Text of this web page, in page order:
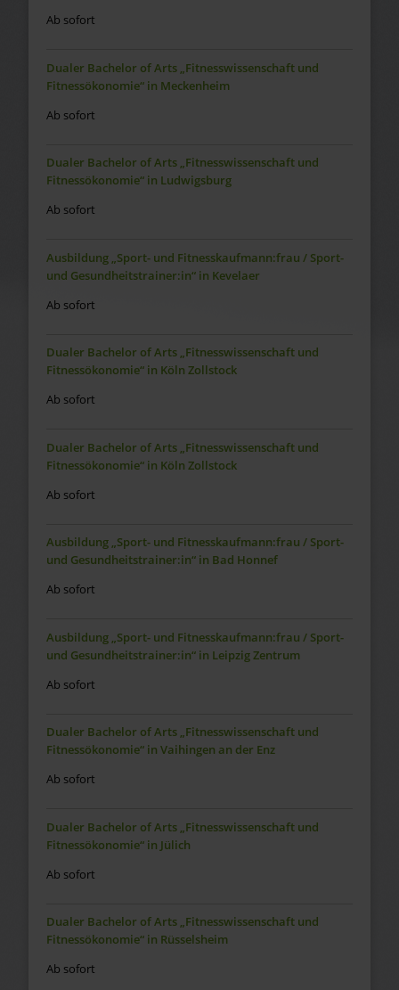
Ab sofort
Dualer Bachelor of Arts „Fitnesswissenschaft und
Fitnessökonomie“ in Meckenheim
Ab sofort
Dualer Bachelor of Arts „Fitnesswissenschaft und
Fitnessökonomie“ in Ludwigsburg
Ab sofort
Ausbildung „Sport- und Fitnesskaufmann:frau / Sport-
und Gesundheitstrainer:in“ in Kevelaer
Ab sofort
Dualer Bachelor of Arts „Fitnesswissenschaft und
Fitnessökonomie“ in Köln Zollstock
Ab sofort
Dualer Bachelor of Arts „Fitnesswissenschaft und
Fitnessökonomie“ in Köln Zollstock
Ab sofort
Ausbildung „Sport- und Fitnesskaufmann:frau / Sport-
und Gesundheitstrainer:in“ in Bad Honnef
Ab sofort
Ausbildung „Sport- und Fitnesskaufmann:frau / Sport-
und Gesundheitstrainer:in“ in Leipzig Zentrum
Ab sofort
Dualer Bachelor of Arts „Fitnesswissenschaft und
Fitnessökonomie“ in Vaihingen an der Enz
Ab sofort
Dualer Bachelor of Arts „Fitnesswissenschaft und
Fitnessökonomie“ in Jülich
Ab sofort
Dualer Bachelor of Arts „Fitnesswissenschaft und
Fitnessökonomie“ in Rüsselsheim
Ab sofort